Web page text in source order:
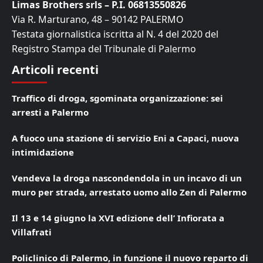
Limas Brothers srls – P.I. 06813550826
Via R. Marturano, 48 – 90142 PALERMO
Testata giornalistica iscritta al N. 4 del 2020 del
Registro Stampa del Tribunale di Palermo
Articoli recenti
Traffico di droga, sgominata organizzazione: sei
arresti a Palermo
A fuoco una stazione di servizio Eni a Capaci, nuova
intimidazione
Vendeva la droga nascondendola in un incavo di un
muro per strada, arrestato uomo allo Zen di Palermo
Il 13 e 14 giugno la XVI edizione dell’ Infiorata a
Villafrati
Policlinico di Palermo, in funzione il nuovo reparto di